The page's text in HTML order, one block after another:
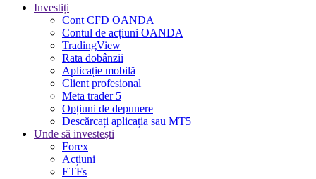
Investiți
Cont CFD OANDA
Contul de acțiuni OANDA
TradingView
Rata dobânzii
Aplicație mobilă
Client profesional
Meta trader 5
Opțiuni de depunere
Descărcați aplicația sau MT5
Unde să investești
Forex
Acțiuni
ETFs